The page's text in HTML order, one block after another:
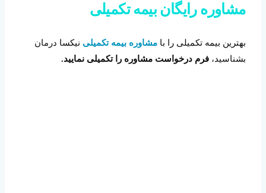
مشاوره رایگان بیمه تکمیلی
بهترین بیمه تکمیلی را بامشاوره بیمه تکمیلی نیکسا درمان
بشناسید،فرم درخواست مشاوره را تکمیلی نمایید.